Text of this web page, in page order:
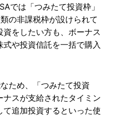
では「つみたて投資枠」
の非課税枠が設けられて
をしたい方も、ボーナス
や投資信託を一括で購入
ため、「つみたて投資
スが支給されたタイミン
追加投資するといった使